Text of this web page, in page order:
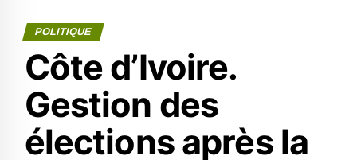
POLITIQUE
Côte d’Ivoire.
Gestion des
élections après la